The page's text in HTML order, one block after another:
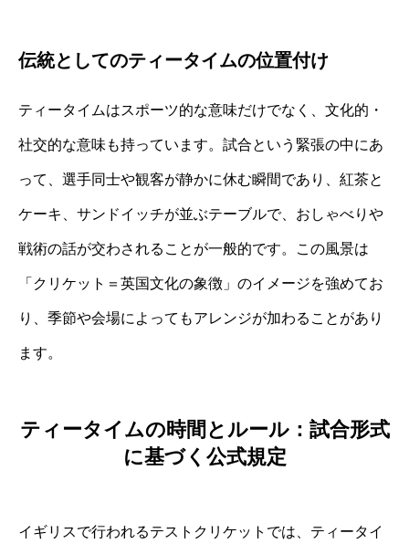
伝統としてのティータイムの位置付け
ティータイムはスポーツ的な意味だけでなく、文化的・
社交的な意味も持っています。試合という緊張の中にあ
って、選手同士や観客が静かに休む瞬間であり、紅茶と
ケーキ、サンドイッチが並ぶテーブルで、おしゃべりや
戦術の話が交わされることが一般的です。この風景は
「クリケット＝英国文化の象徴」のイメージを強めてお
り、季節や会場によってもアレンジが加わることがあり
ます。
ティータイムの時間とルール：試合形式
に基づく公式規定
イギリスで行われるテストクリケットでは、ティータイ